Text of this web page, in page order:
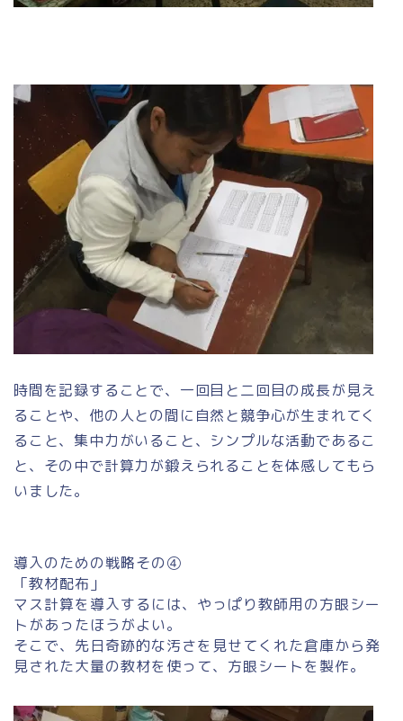
時間を記録することで、一回目と二回目の成長が見え
ることや、他の人との間に自然と競争心が生まれてく
ること、集中力がいること、シンプルな活動であるこ
と、その中で計算力が鍛えられることを体感してもら
いました。
導入のための戦略その④
「教材配布」
マス計算を導入するには、やっぱり教師用の方眼シー
トがあったほうがよい。
そこで、先日奇跡的な汚さを見せてくれた倉庫から発
見された大量の教材を使って、方眼シートを製作。